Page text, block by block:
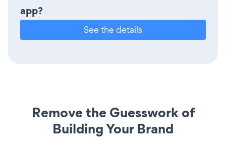
app?
See the details
Remove the Guesswork of
Building Your Brand